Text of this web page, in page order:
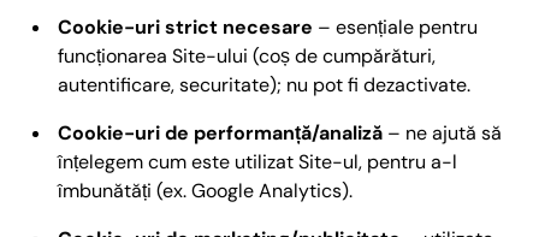
Cookie-uri strict necesare – esențiale pentru
funcționarea Site-ului (coș de cumpărături,
autentificare, securitate); nu pot fi dezactivate.
Cookie-uri de performanță/analiză – ne ajută să
înțelegem cum este utilizat Site-ul, pentru a-l
îmbunătăți (ex. Google Analytics).